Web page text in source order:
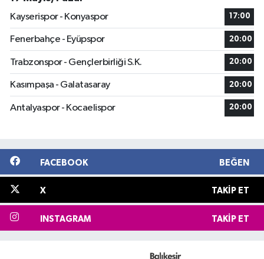
Kayserispor - Konyaspor
17:00
Fenerbahçe - Eyüpspor 20:00
Trabzonspor - Gençlerbirliği S.K. 20:00
Kasımpaşa - Galatasaray 20:00
Antalyaspor - Kocaelispor 20:00
FACEBOOK BEĞEN
X TAKIP ET
INSTAGRAM TAKIP ET